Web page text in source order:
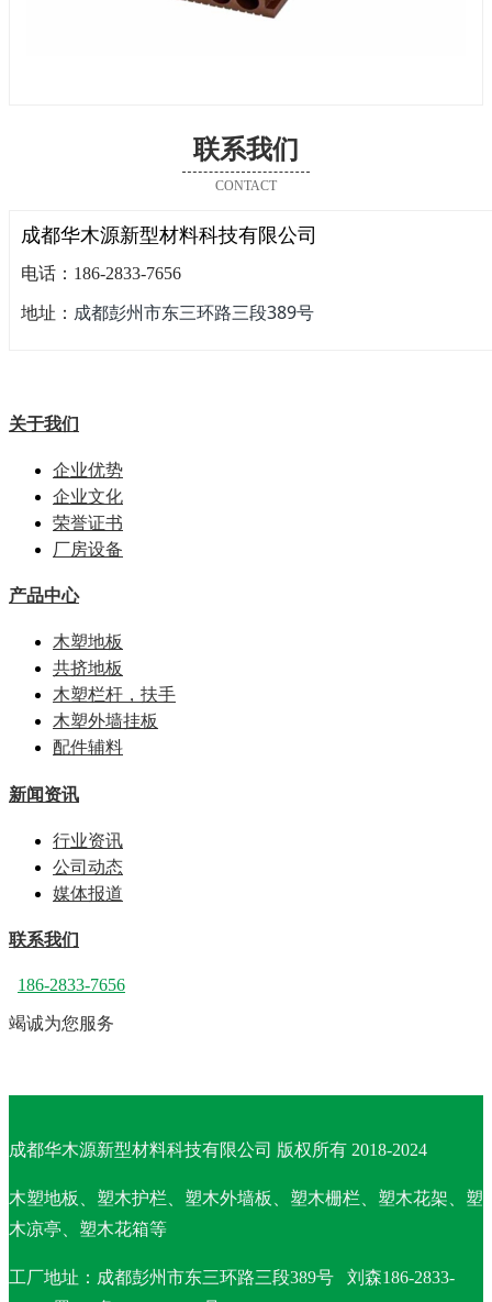
联系我们
CONTACT
成都华木源新型材料科技有限公司
电话：186-2833-7656
地址： 成都彭州市东三环路三段389号
关于我们
企业优势
企业文化
荣誉证书
厂房设备
产品中心
木塑地板
共挤地板
木塑栏杆，扶手
木塑外墙挂板
配件辅料
新闻资讯
行业资讯
公司动态
媒体报道
联系我们
186-2833-7656
竭诚为您服务
成都华木源新型材料科技有限公司 版权所有 2018-2024
木塑地板、塑木护栏、塑木外墙板、塑木栅栏、塑木花架、塑
木凉亭、塑木花箱等
工厂地址： 成都彭州市东三环路三段389号 刘森186-2833-